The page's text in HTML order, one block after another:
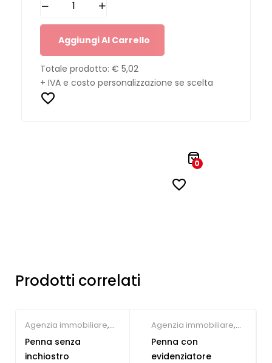
Aggiungi Al Carrello
Totale prodotto: € 5,02
+ IVA e costo personalizzazione se scelta
0
Prodotti correlati
Agenzia immobiliare,
Farmacie,Hotel
Parrucchieri
Penna senza
inchiostro
Agenzia immobiliare,
Concessionari auto e
meccanici ,
Penna con
evidenziatore